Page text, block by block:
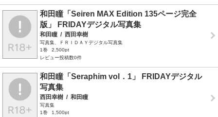
和田瞳「Seiren MAX Edition 135ページ完全
版」 FRIDAYデジタル写真集
和田瞳 / 西田幸樹
写真集、ＦＲＩＤＡＹデジタル写真集
1巻
2,500pt
レビュー投稿数0件
和田瞳「Seraphim vol．1」 FRIDAYデジタル
写真集
西田幸樹 / 和田瞳
写真集
1巻
1,500pt